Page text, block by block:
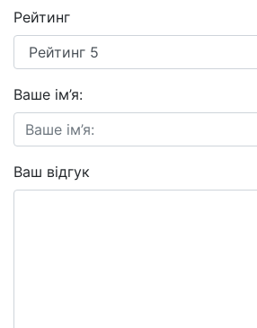
Рейтинг
Ваше ім’я:
Ваш відгук